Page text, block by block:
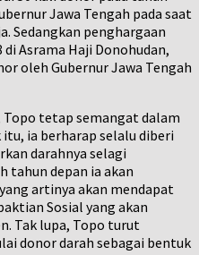
Jawa Tengah pada saat
Sedangkan penghargaan
Asrama Haji Donohudan,
oleh Gubernur Jawa Tengah
Topo tetap semangat dalam
ia berharap selalu diberi
darahnya selagi
tahun depan ia akan
artinya akan mendapat
Sosial yang akan
Tak lupa, Topo turut
donor darah sebagai bentuk